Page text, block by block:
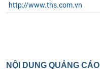
http://www.ths.com.vn
tích
(-)
(-)